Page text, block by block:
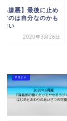
己嫌悪】最後に止め
すのは自分なのかも
ない
2020年3月26日